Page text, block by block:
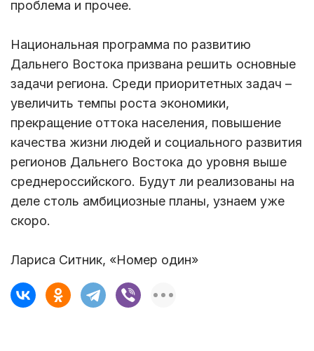
проблема и прочее.
Национальная программа по развитию
Дальнего Востока призвана решить основные
задачи региона. Среди приоритетных задач –
увеличить темпы роста экономики,
прекращение оттока населения, повышение
качества жизни людей и социального развития
регионов Дальнего Востока до уровня выше
среднероссийского. Будут ли реализованы на
деле столь амбициозные планы, узнаем уже
скоро.
Лариса Ситник, «Номер один»